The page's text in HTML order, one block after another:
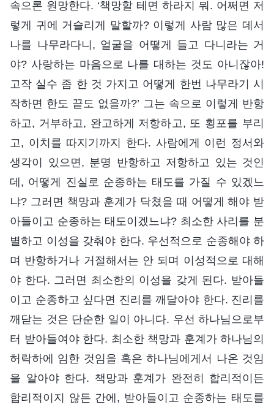
속으론 원망한다. ‘책망할 테면 하라지 뭐. 어쩌면 저
렇게 귀에 거슬리게 말할까? 이렇게 사람 많은 데서
나를 나무라다니, 얼굴을 어떻게 들고 다니라는 거
야? 사랑하는 마음으로 나를 대하는 것도 아니잖아!
고작 실수 좀 한 것 가지고 어떻게 한번 나무라기 시
작하면 한도 끝도 없을까?’ 그는 속으로 이렇게 반항
하고, 거부하고, 완고하게 저항하고, 또 횡포를 부리
고, 이치를 따지기까지 한다. 사람에게 이런 정서와
생각이 있으면, 분명 반항하고 저항하고 있는 것인
데, 어떻게 진실로 순종하는 태도를 가질 수 있겠느
냐? 그러면 책망과 훈계가 닥쳤을 때 어떻게 해야 받
아들이고 순종하는 태도이겠느냐? 최소한 사리를 분
별하고 이성을 갖춰야 한다. 우선적으로 순종해야 하
며 반항하거나 거절해서는 안 되며 이성적으로 대해
야 한다. 그러면 최소한의 이성을 갖게 된다. 받아들
이고 순종하고 싶다면 진리를 깨달아야 한다. 진리를
깨닫는 것은 단순한 일이 아니다. 우선 하나님으로부
터 받아들여야 한다. 최소한 책망과 훈계가 하나님의
허락하에 임한 것임을 혹은 하나님에게서 나온 것임
을 알아야 한다. 책망과 훈계가 완전히 합리적이든
합리적이지 않든 간에, 받아들이고 순종하는 태도를